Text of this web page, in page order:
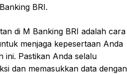
BRI.
di M Banking BRI adalah cara
menjaga kepesertaan Anda
ini. Pastikan Anda selalu
dan memasukkan data dengan